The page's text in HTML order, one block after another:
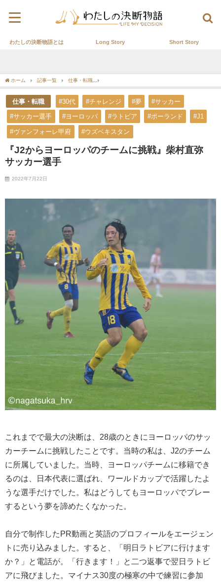
わたしの決断物語とは Long Story Short Story
ホーム 記事一覧 仕事・転職
仕事・転職 #30代 #チャレンジ #夢 #サッカー
#サッカー選手 #ヨーロッパ #ラトビア #ポーランド #J1
#ヴァンフォーレ甲府 #ウズベキスタン
『J2からヨーロッパのチームに挑戦』柴村直弥
サッカー選手
2022年7月22日
これまでで最大の決断は、28歳のときにヨーロッパのサッ
カーチームに挑戦したことです。当時の私は、J2のチーム
に所属していました。当時、ヨーロッパチームに移籍でき
るのは、日本代表に選ばれ、ワールドカップで活躍したよ
うな選手だけでした。私はどうしてもヨーロッパでプレー
するという夢を諦めたくなかった。
自分で制作したPR動画と英語のプロフィールをエージェン
トに売り込みました。すると、「明日ラトビアに行けます
か？」と電話が。「行きます！」と二つ返事で翌日ラトビ
アに飛びました。マイナス30度の極寒の中で練習に参加